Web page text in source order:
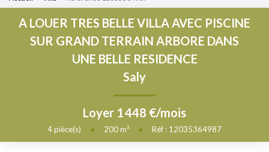
NOS BIENS
VENDRE UN BIEN
DÉPOSEZ VOTRE RECHERCHE
NOUS REJOINDRE
A LOUER TRES BELLE VILLA AVEC PISCINE
SUR GRAND TERRAIN ARBORE DANS
UNE BELLE RESIDENCE
Saly
Loyer 1 448 €/mois
4pièce(s) • 200m² • Réf : 12035364987